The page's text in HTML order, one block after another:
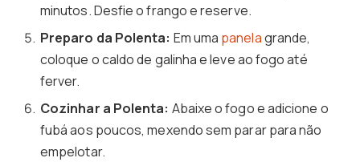
minutos. Desfie o frango e reserve.
Preparo da Polenta: Em uma panelagrande,
coloque o caldo de galinha e leve ao fogo até
ferver.
Cozinhar a Polenta: Abaixe o fogo e adicione o
fubá aos poucos, mexendo sem parar para não
empelotar.